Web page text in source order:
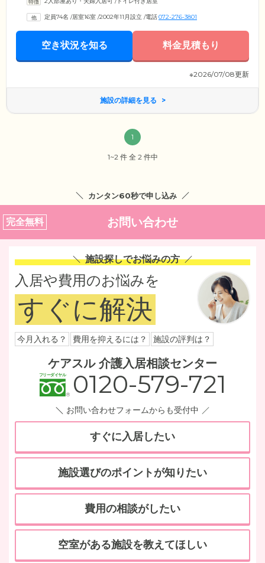
状況に合わせたオーダーメイドのサービスをご提供。居室は浴室も完備
安心いただけるよう緊急ボタンも設置しています。さらにご入居者様に
質の高いサービスをご提供するため、研修も実施。社会人マナー、最新
定員74名 /居室16室 /2002年11月設立 /電話072-276-3801
空き状況を知る 料金見積もり
※2026/07/08更新
施設の詳細を見る
1
1~2 件 全 2 件中
カンタン60秒で申し込み
完全無料 お問い合わせ
施設探しでお悩みの方
入居や費用のお悩みを
すぐに解決
今月入れる？ 費用を抑えるには？ 施設の評判は？
ケアスル 介護入居相談センター
0120-579-721
お問い合わせフォームからも受付中
すぐに入居したい
施設選びのポイントが知りたい
費用の相談がしたい
空室がある施設を教えてほしい